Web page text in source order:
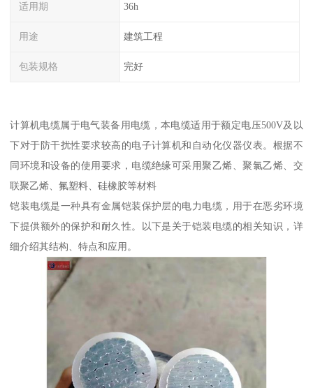
适用期 36h
用途 建筑工程
包装规格 完好
计算机电缆属于电气装备用电缆，本电缆适用于额定电压500V及以
下对于防干扰性要求较高的电子计算机和自动化仪器仪表。根据不
同环境和设备的使用要求，电缆绝缘可采用聚乙烯、聚氯乙烯、交
联聚乙烯、氟塑料、硅橡胶等材料
铠装电缆是一种具有金属铠装保护层的电力电缆，用于在恶劣环境
下提供额外的保护和耐久性。以下是关于铠装电缆的相关知识，详
细介绍其结构、特点和应用。